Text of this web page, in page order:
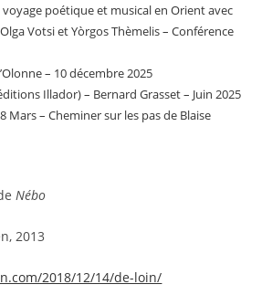
poétique et musical en Orient avec
Votsi et Yòrgos Thèmelis – Conférence
– 10 décembre 2025
Illador) – Bernard Grasset – Juin 2025
Mars – Cheminer sur les pas de Blaise
Nébo
2013
2018/12/14/de-loin/